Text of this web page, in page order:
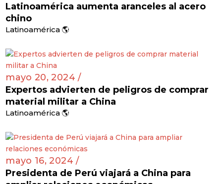
Latinoamérica aumenta aranceles al acero
chino
Latinoamérica 🌎
mayo 20, 2024 /
Expertos advierten de peligros de comprar
material militar a China
Latinoamérica 🌎
mayo 16, 2024 /
Presidenta de Perú viajará a China para